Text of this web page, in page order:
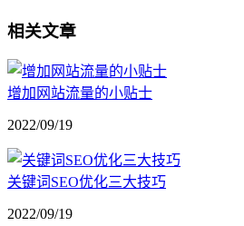
相关文章
增加网站流量的小贴士
2022/09/19
关键词SEO优化三大技巧
2022/09/19